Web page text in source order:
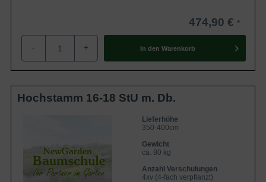
474,90 €
- + In den Warenkorb
Hochstamm 16-18 StU m. Db.
Lieferhöhe
350-400cm
Gewicht
ca. 80 kg
Anzahl Verschulungen
4xv (4-fach verpflanzt)